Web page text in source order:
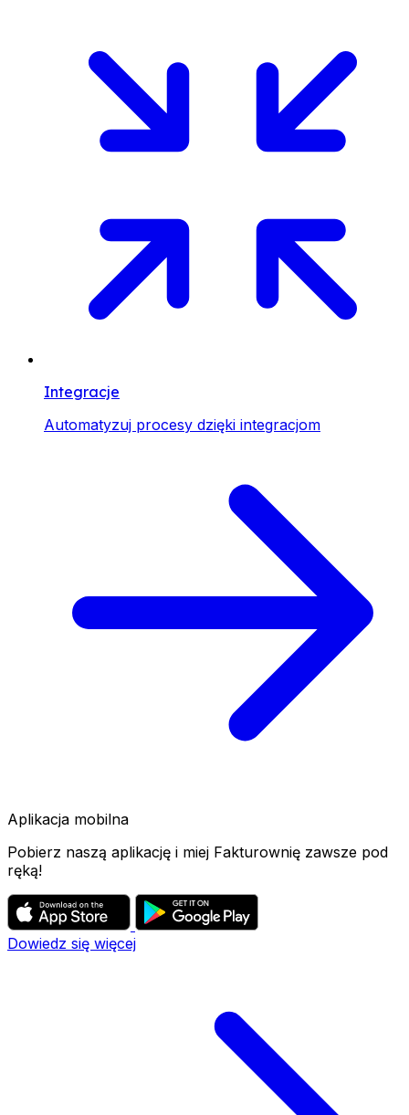
Integracje
Automatyzuj procesy dzięki integracjom
Aplikacja mobilna
Pobierz naszą aplikację i miej Fakturownię zawsze pod
ręką!
Dowiedz się więcej